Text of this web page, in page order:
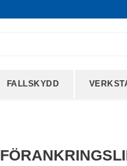
FALLSKYDD